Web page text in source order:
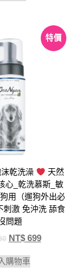
特價
乾洗澡
天然
心_乾洗慕斯_敏
用（遛狗外出必
激 免沖洗 舔食
問題
NT$699
購物車